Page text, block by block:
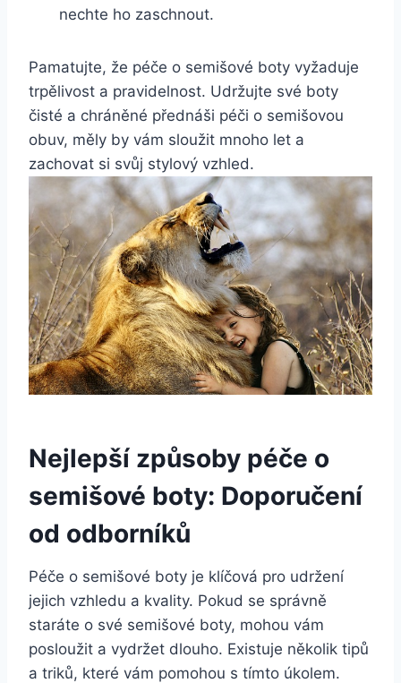
nechte ho⁤ zaschnout.
Pamatujte, že péče o semišové boty‌ vyžaduje
trpělivost a pravidelnost. Udržujte ⁤své boty‌
čisté a chráněné přednáši ⁤péči‌ o semišovou
obuv, měly by vám sloužit mnoho let ​a
zachovat si svůj stylový vzhled.
Nejlepší způsoby péče o
semišové boty: Doporučení
od odborníků
Péče ⁢o semišové boty je klíčová pro udržení
jejich⁢ vzhledu a kvality. Pokud se správně
staráte o své semišové boty,⁢ mohou vám
posloužit a‍ vydržet dlouho. Existuje několik tipů
a triků, které vám pomohou s tímto úkolem.